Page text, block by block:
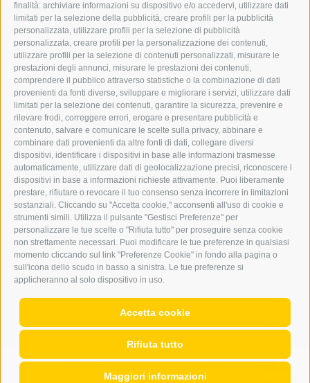
finalità: archiviare informazioni su dispositivo e/o accedervi, utilizzare dati
limitati per la selezione della pubblicità, creare profili per la pubblicità
personalizzata, utilizzare profili per la selezione di pubblicità
personalizzata, creare profili per la personalizzazione dei contenuti,
utilizzare profili per la selezione di contenuti personalizzati, misurare le
prestazioni degli annunci, misurare le prestazioni dei contenuti,
comprendere il pubblico attraverso statistiche o la combinazione di dati
provenienti da fonti diverse, sviluppare e migliorare i servizi, utilizzare dati
limitati per la selezione dei contenuti, garantire la sicurezza, prevenire e
rilevare frodi, correggere errori, erogare e presentare pubblicità e
contenuto, salvare e comunicare le scelte sulla privacy, abbinare e
combinare dati provenienti da altre fonti di dati, collegare diversi
dispositivi, identificare i dispositivi in base alle informazioni trasmesse
automaticamente, utilizzare dati di geolocalizzazione precisi, riconoscere i
dispositivi in base a informazioni richieste attivamente. Puoi liberamente
prestare, rifiutare o revocare il tuo consenso senza incorrere in limitazioni
sostanziali. Cliccando su "Accetta cookie," acconsenti all'uso di cookie e
strumenti simili. Utilizza il pulsante "Gestisci Preferenze" per
personalizzare le tue scelte o "Rifiuta tutto" per proseguire senza cookie
non strettamente necessari. Puoi modificare le tue preferenze in qualsiasi
momento cliccando sul link "Preferenze Cookie" in fondo alla pagina o
sull'icona dello scudo in basso a sinistra. Le tue preferenze si
applicheranno al solo dispositivo in uso.
Accetta cookie
Rifiuta tutto
Maggiori informazioni
GRAFIK@DERERKER.IT
INFO@DERERKER.IT
BARBARA.FONTANA@DERERKER.IT
ERKER
PUBBLICITÀ NELL’ERKER
PUBBLICITÀ ONLINE
ADDEBITO DIRETTO SEPA
REGOLAMENTO COMMENTI
ONLINE VOTING
SERVICE
EVENTI
ANNUNCI
LINK UTILI
METEO
WEBCAM
VIDEO
NECROLOGI
|